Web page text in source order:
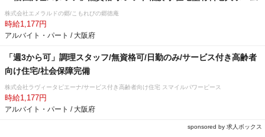
株式会社エメラルドの郷/こもれびの郷徳庵
時給1,177円
アルバイト・パート / 大阪府
「週3から可」調理スタッフ/無資格可/日勤のみ/サービス付き高齢者
向け住宅/社会保障完備
株式会社ラヴィータピエーナ/サービス付き高齢者向け住宅 スマイルパワーピース
時給1,177円
アルバイト・パート / 大阪府
sponsored by 求人ボックス